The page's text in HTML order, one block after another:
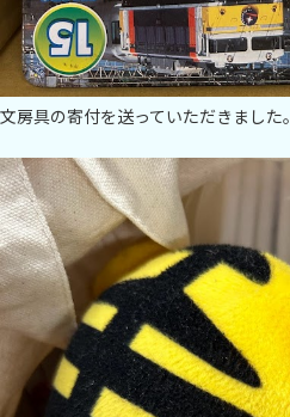
文房具の寄付を送っていただきました。